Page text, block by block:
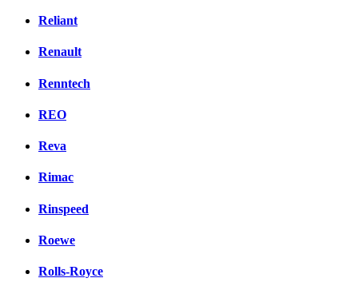
Reliant
Renault
Renntech
REO
Reva
Rimac
Rinspeed
Roewe
Rolls-Royce